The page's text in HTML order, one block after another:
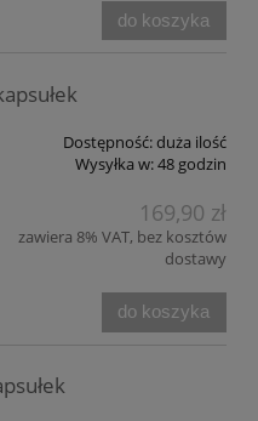
do koszyka
Dostępność:duża ilość
Wysyłka w:48 godzin
169,90 zł
zawiera 8% VAT, bez kosztów
dostawy
do koszyka